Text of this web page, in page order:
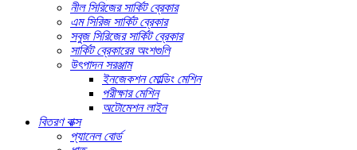
নীল সিরিজের সার্কিট ব্রেকার
এম সিরিজ সার্কিট ব্রেকার
সবুজ সিরিজের সার্কিট ব্রেকার
সার্কিট ব্রেকারের অংশগুলি
উৎপাদন সরঞ্জাম
ইনজেকশন মোল্ডিং মেশিন
পরীক্ষার মেশিন
অটোমেশন লাইন
বিতরণ বাক্স
প্যানেল বোর্ড